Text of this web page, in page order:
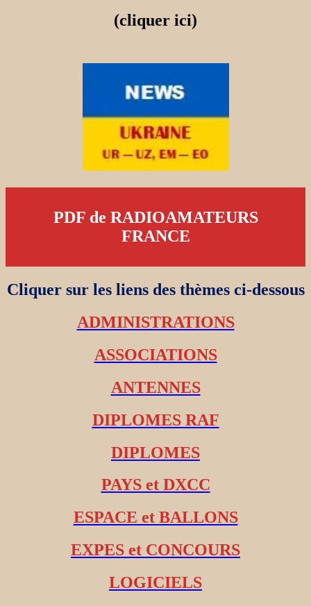
(cliquer ici)
PDF de RADIOAMATEURS
FRANCE
Cliquer sur les liens des thèmes ci-dessous
ADMINISTRATIONS
ASSOCIATIONS
ANTENNES
DIPLOMES RAF
DIPLOMES
PAYS et DXCC
ESPACE et BALLONS
EXPES et CONCOURS
LOGICIELS